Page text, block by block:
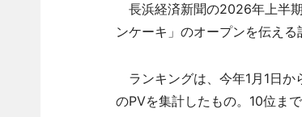
長浜経済新聞の2026年上半
ンケーキ」のオープンを伝える
ランキングは、今年1月1日か
のPVを集計したもの。10位ま